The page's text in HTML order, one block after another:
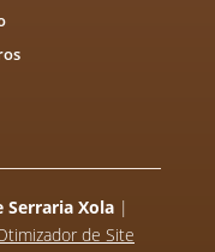
Serraria Xola |
de Site